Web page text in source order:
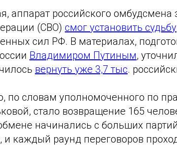
аппарат российского омбудсмена
(СВО) смог установить судьбу
сил РФ. В материалах,
Владимиром Путиным,
вернуть уже 3,7 тыс.
по словам уполномоченного по
стало возвращение 165
начинались с больших
и каждый раунд переговоров